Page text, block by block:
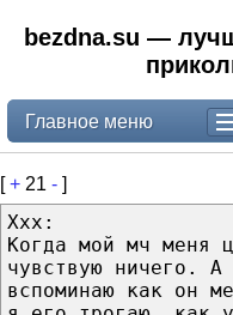
bezdna.su —
Главное меню
[+ 21 - ]
Xxx:
Когда мой мч меня
чувствую ничего.
вспоминаю как он